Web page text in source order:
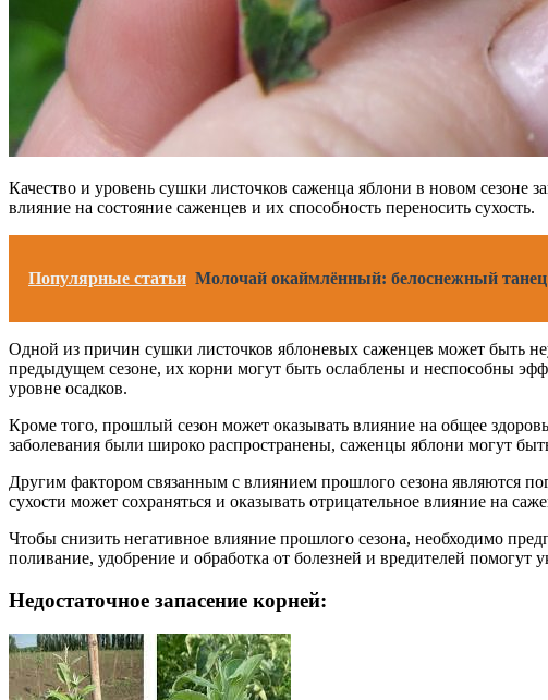
Качество и уровень сушки листочков саженца яблони в новом сезоне
влияние на состояние саженцев и их способность переносить сухость.
Популярные статьи Молочай окаймлённый: белоснежный танец
Одной из причин сушки листочков яблоневых саженцев может быть
предыдущем сезоне, их корни могут быть ослаблены и неспособны
уровне осадков.
Кроме того, прошлый сезон может оказывать влияние на общее
заболевания были широко распространены, саженцы яблони могут
Другим фактором связанным с влиянием прошлого сезона являются
сухости может сохраняться и оказывать отрицательное влияние на
Чтобы снизить негативное влияние прошлого сезона, необходимо
поливание, удобрение и обработка от болезней и вредителей
Недостаточное запасение корней: